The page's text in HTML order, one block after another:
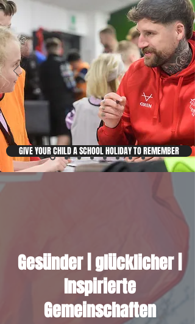
GIVE YOUR CHILD A SCHOOL HOLIDAY TO REMEMBER
Gesünder | glücklicher |
Inspirierte
Gemeinschaften